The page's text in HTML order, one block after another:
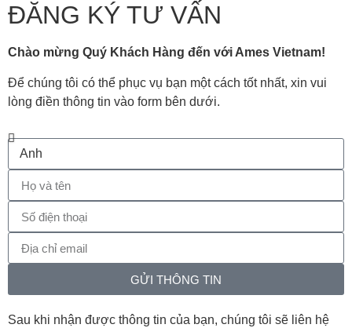
ĐĂNG KÝ TƯ VẤN
Chào mừng Quý Khách Hàng đến với Ames Vietnam!
Để chúng tôi có thể phục vụ bạn một cách tốt nhất, xin vui
lòng điền thông tin vào form bên dưới.
GỬI THÔNG TIN
Sau khi nhận được thông tin của bạn, chúng tôi sẽ liên hệ